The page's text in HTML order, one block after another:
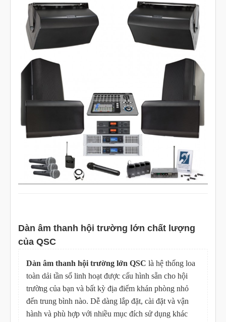
Dàn âm thanh hội trường lớn chất lượng
của QSC
Dàn âm thanh hội trường lớn QSC là hệ thống loa
toàn dải tần số linh hoạt được cấu hình sẵn cho hội
trường của bạn và bất kỳ địa điểm khán phòng nhỏ
đến trung bình nào. Dễ dàng lắp đặt, cài đặt và vận
hành và phù hợp với nhiều mục đích sử dụng khác